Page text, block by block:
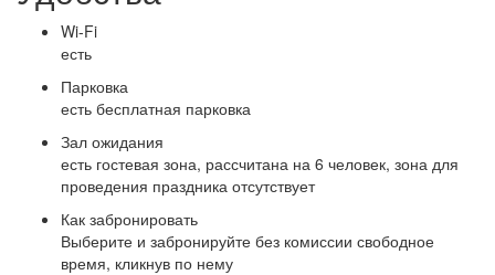
Wi-Fi
есть
Парковка
есть бесплатная парковка
Зал ожидания
есть гостевая зона, рассчитана на 6 человек, зона для
проведения праздника отсутствует
Как забронировать
Выберите и забронируйте без комиссии свободное
время, кликнув по нему